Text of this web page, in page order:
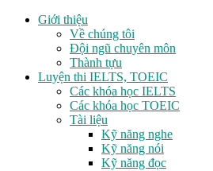
Giới thiệu
Về chúng tôi
Đội ngũ chuyên môn
Thành tựu
Luyện thi IELTS, TOEIC
Các khóa học IELTS
Các khóa học TOEIC
Tài liệu
Kỹ năng nghe
Kỹ năng nói
Kỹ năng đọc